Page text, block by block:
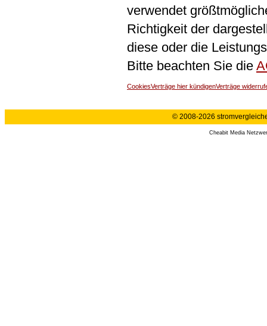
verwendet
Richtigkeit der
diese oder die
Bitte beachten Sie die
CookiesVerträge hier kündigenVerträge
© 2008-2026
Cheabit Media